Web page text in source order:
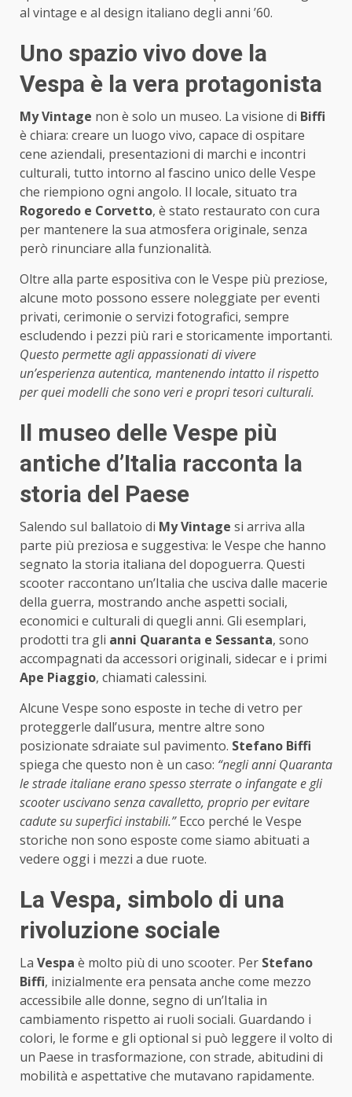
al vintage e al design italiano degli anni ’60.
Uno spazio vivo dove la
Vespa è la vera protagonista
My Vintage non è solo un museo. La visione di Biffi
è chiara: creare un luogo vivo, capace di ospitare
cene aziendali, presentazioni di marchi e incontri
culturali, tutto intorno al fascino unico delle Vespe
che riempiono ogni angolo. Il locale, situato tra
Rogoredo e Corvetto, è stato restaurato con cura
per mantenere la sua atmosfera originale, senza
però rinunciare alla funzionalità.
Oltre alla parte espositiva con le Vespe più preziose,
alcune moto possono essere noleggiate per eventi
privati, cerimonie o servizi fotografici, sempre
escludendo i pezzi più rari e storicamente importanti.
Questo permette agli appassionati di vivere
un’esperienza autentica, mantenendo intatto il rispetto
per quei modelli che sono veri e propri tesori culturali.
Il museo delle Vespe più
antiche d’Italia racconta la
storia del Paese
Salendo sul ballatoio di My Vintage si arriva alla
parte più preziosa e suggestiva: le Vespe che hanno
segnato la storia italiana del dopoguerra. Questi
scooter raccontano un’Italia che usciva dalle macerie
della guerra, mostrando anche aspetti sociali,
economici e culturali di quegli anni. Gli esemplari,
prodotti tra gli anni Quaranta e Sessanta, sono
accompagnati da accessori originali, sidecar e i primi
Ape Piaggio, chiamati calessini.
Alcune Vespe sono esposte in teche di vetro per
proteggerle dall’usura, mentre altre sono
posizionate sdraiate sul pavimento. Stefano Biffi
spiega che questo non è un caso: “negli anni Quaranta
le strade italiane erano spesso sterrate o infangate e gli
scooter uscivano senza cavalletto, proprio per evitare
cadute su superfici instabili.”Ecco perché le Vespe
storiche non sono esposte come siamo abituati a
vedere oggi i mezzi a due ruote.
La Vespa, simbolo di una
rivoluzione sociale
La Vespa è molto più di uno scooter. Per Stefano
Biffi, inizialmente era pensata anche come mezzo
accessibile alle donne, segno di un’Italia in
cambiamento rispetto ai ruoli sociali. Guardando i
colori, le forme e gli optional si può leggere il volto di
un Paese in trasformazione, con strade, abitudini di
mobilità e aspettative che mutavano rapidamente.